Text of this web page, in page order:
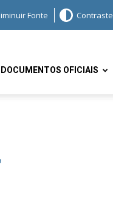
Fonte Contraste
DOCUMENTOS OFICIAIS